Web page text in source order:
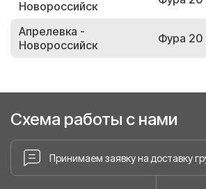
Новороссийск
Апрелевка -
Новороссийск
Фура 20
Схема работы с нами
Принимаем заявку на доставку